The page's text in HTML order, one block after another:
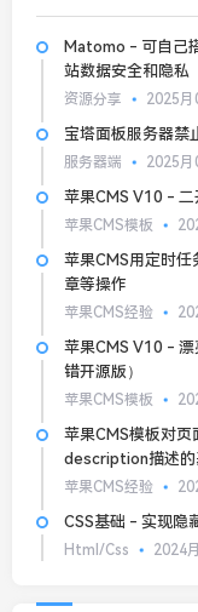
Matomo - 可自己
站数据安全和隐私
资源分享 2025月
宝塔面板服务器禁
服务器端 2025月
苹果CMS V10 -
苹果CMS模板
苹果CMS用定时
章等操作
苹果CMS经验
苹果CMS V10 - 漂亮UI仿芒果TV听书双端模板（十八码修复无
错开源版）
苹果CMS模板
苹果CMS模板对
description描述的
苹果CMS经验
CSS基础 - 实现隐
Html/Css 2024